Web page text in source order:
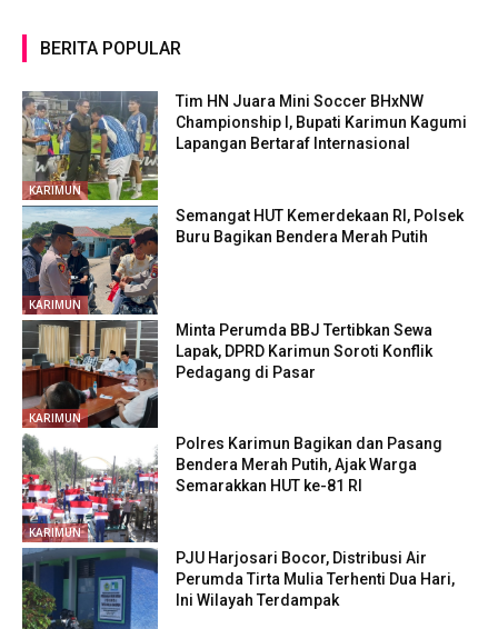
BERITA POPULAR
KARIMUN
Tim HN Juara Mini Soccer BHxNW
Championship I, Bupati Karimun Kagumi
Lapangan Bertaraf Internasional
KARIMUN
Semangat HUT Kemerdekaan RI, Polsek
Buru Bagikan Bendera Merah Putih
KARIMUN
Minta Perumda BBJ Tertibkan Sewa
Lapak, DPRD Karimun Soroti Konflik
Pedagang di Pasar
KARIMUN
Polres Karimun Bagikan dan Pasang
Bendera Merah Putih, Ajak Warga
Semarakkan HUT ke-81 RI
PJU Harjosari Bocor, Distribusi Air
Perumda Tirta Mulia Terhenti Dua Hari,
Ini Wilayah Terdampak